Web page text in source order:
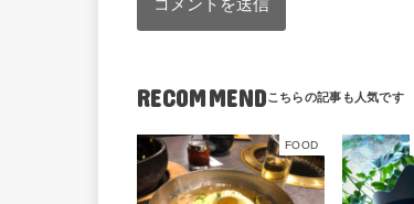
RECOMMEND
FOOD